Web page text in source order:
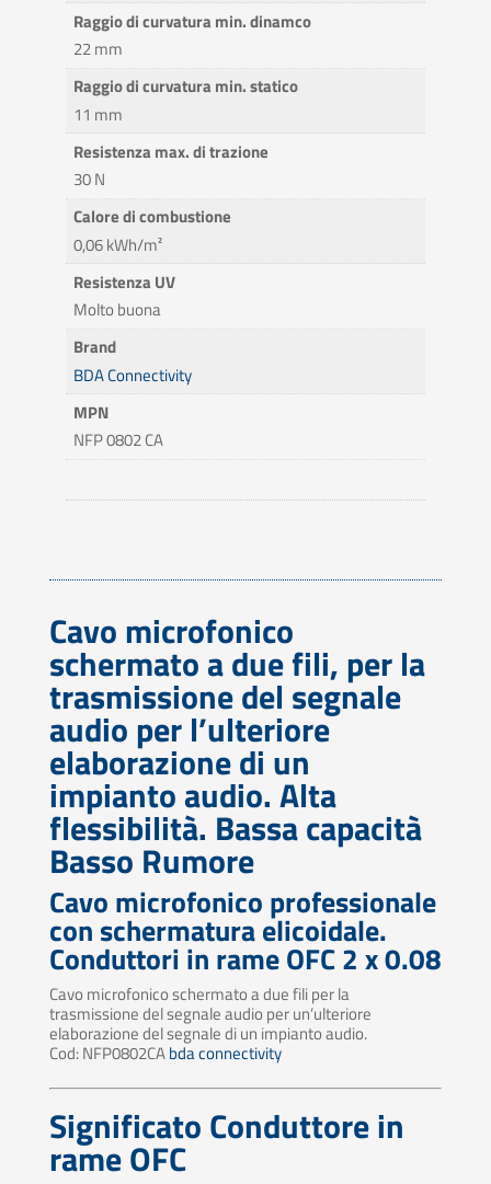
Raggio di curvatura min. dinamco
22 mm
Raggio di curvatura min. statico
11 mm
Resistenza max. di trazione
30 N
Calore di combustione
0,06 kWh/m²
Resistenza UV
Molto buona
Brand
BDA Connectivity
MPN
NFP 0802 CA
Cavo microfonico
schermato a due fili, per la
trasmissione del segnale
audio per l’ulteriore
elaborazione di un
impianto audio. Alta
flessibilità. Bassa capacità
Basso Rumore
Cavo microfonico professionale
con schermatura elicoidale.
Conduttori in rame OFC 2 x 0.08
Cavo microfonico schermato a due fili per la
trasmissione del segnale audio per un’ulteriore
elaborazione del segnale di un impianto audio.
Cod: NFP0802CAbda connectivity
Significato Conduttore in
rame OFC